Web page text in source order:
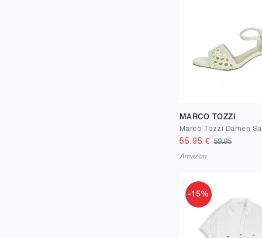
MARCO TOZZI
55.95 €59.95
Amazon
-15%